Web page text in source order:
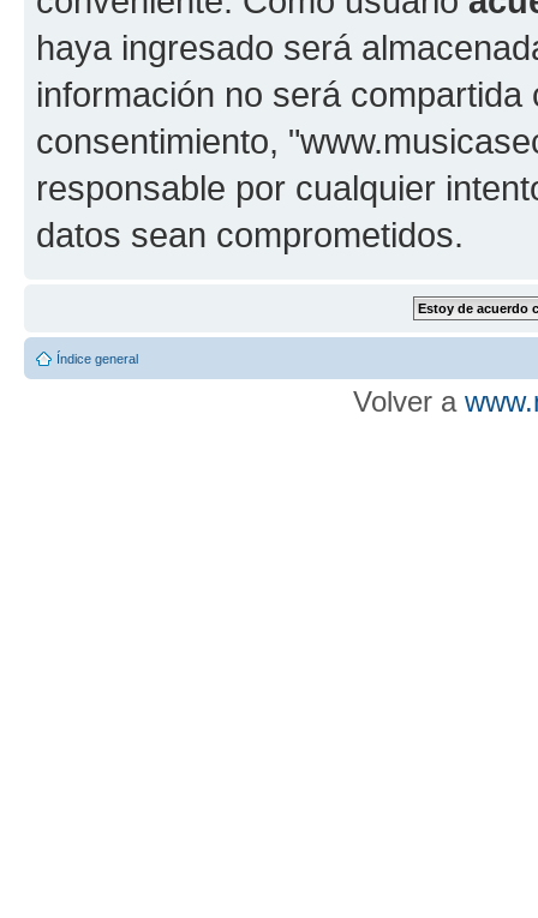
haya ingresado será
información no será
consentimiento,
responsable por cualquier
datos sean comprometidos.
Índice general
Volver a